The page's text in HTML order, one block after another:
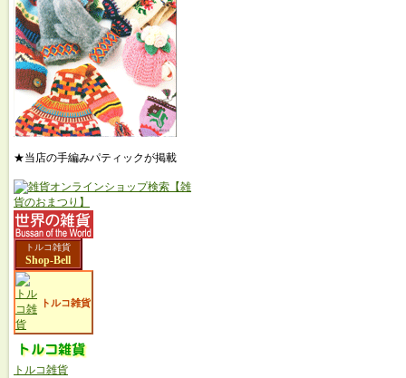
★当店の手編みパティックが掲載
トルコ雑貨
Shop-Bell
トルコ雑貨
トルコ雑貨